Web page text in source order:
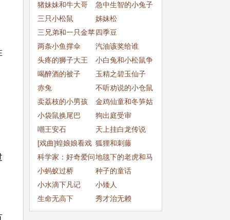
猪妹妹和牛大哥
急中生智的小兔子
三只小松鼠
姊妹松
三兄弟和一只金苹
果
四季豆
两条小鱼撑伞
汽油该奖给谁
头疼的狮子大王
小白兔和小松鼠争
小草帽
喝醉酒的被子
玉精之碧玉仙子
赤兔
不听劝说的小仓鼠
卖荔枝的小男孩
金鸡仙童和冬笋姑
娘
小袋鼠换尾巴
狗出庭受审
嘲王安石
天上挂白龙传说
[戏曲]蝗娘娘看戏 狐狸和刺藤
科学家：好奇爱问
的伽利略
地毯下的老虎和马
小蚂蚁过桥
种子的童话
小水滴下凡记
小矮人
生命无高下
秀才治无赖